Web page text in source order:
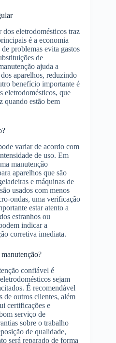
eletrodomésticos traz
é a economia
problemas evita gastos
de
ajuda a
aparelhos, reduzindo
benefício importante é
eletrodomésticos, que
quando estão bem
variar de acordo com
de uso. Em
manutenção
aparelhos que são
e máquinas de
usados com menos
ondas, uma verificação
estar atento a
estranhos ou
indicar a
corretiva imediata.
confiável é
sejam
É recomendável
de outros clientes, além
certificações e
serviço de
sobre o trabalho
de qualidade,
será reparado de forma